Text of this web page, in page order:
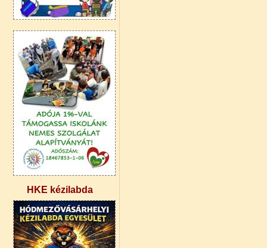
HKE kézilabda